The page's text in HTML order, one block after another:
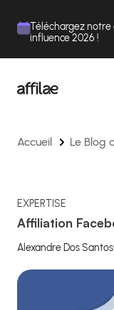
Téléchargez
influence 2026 !
Accueil Le Blog
EXPERTISE
Affiliation
Alexandre Dos Santos